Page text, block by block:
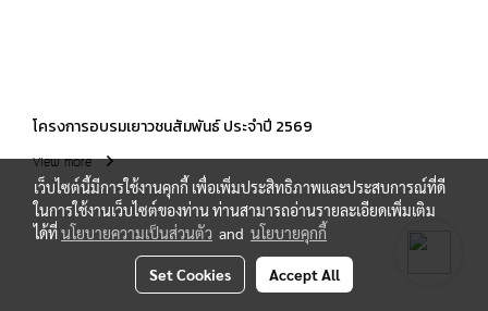
โครงการอบรมเยาวชนสัมพันธ์ ประจำปี 2569
View more
เว็บไซต์นี้มีการใช้งานคุกกี้ เพื่อเพิ่มประสิทธิภาพและประสบการณ์ที่ดี
ในการใช้งานเว็บไซต์ของท่าน ท่านสามารถอ่านรายละเอียดเพิ่มเติม
ได้ที่นโยบายความเป็นส่วนตัว and นโยบายคุกกี้
Set Cookies Accept All